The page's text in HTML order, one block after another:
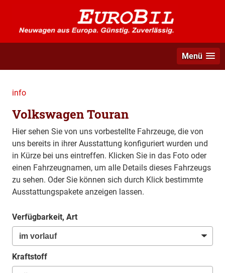
Menü
info
Volkswagen Touran
Hier sehen Sie von uns vorbestellte Fahrzeuge, die von
uns bereits in ihrer Ausstattung konfiguriert wurden und
in Kürze bei uns eintreffen. Klicken Sie in das Foto oder
einen Fahrzeugnamen, um alle Details dieses Fahrzeugs
zu sehen. Oder Sie können sich durch Klick bestimmte
Ausstattungspakete anzeigen lassen.
Verfügbarkeit, Art
Kraftstoff